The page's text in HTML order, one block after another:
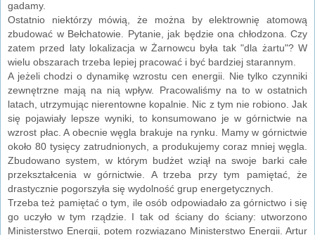
gadamy.
Ostatnio niektórzy mówią, że można by elektrownię atomową
zbudować w Bełchatowie. Pytanie, jak będzie ona chłodzona. Czy
zatem przed laty lokalizacja w Żarnowcu była tak "dla żartu"? W
wielu obszarach trzeba lepiej pracować i być bardziej starannym.
A jeżeli chodzi o dynamikę wzrostu cen energii. Nie tylko czynniki
zewnętrzne mają na nią wpływ. Pracowaliśmy na to w ostatnich
latach, utrzymując nierentowne kopalnie. Nic z tym nie robiono. Jak
się pojawiały lepsze wyniki, to konsumowano je w górnictwie na
wzrost płac. A obecnie węgla brakuje na rynku. Mamy w górnictwie
około 80 tysięcy zatrudnionych, a produkujemy coraz mniej węgla.
Zbudowano system, w którym budżet wziął na swoje barki całe
przekształcenia w górnictwie. A trzeba przy tym pamiętać, że
drastycznie pogorszyła się wydolność grup energetycznych.
Trzeba też pamiętać o tym, ile osób odpowiadało za górnictwo i się
go uczyło w tym rządzie. I tak od ściany do ściany: utworzono
Ministerstwo Energii, potem rozwiązano Ministerstwo Energii. Artur